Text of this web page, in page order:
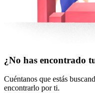
¿No has encontrado
Cuéntanos que estás
encontrarlo por ti.